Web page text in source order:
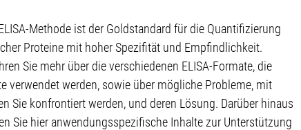
Methode ist der Goldstandard für die Quantifizierung
Proteine mit hoher Spezifität und Empfindlichkeit.
Sie mehr über die verschiedenen ELISA-Formate, die
verwendet werden, sowie über mögliche Probleme, mit
Sie konfrontiert werden, und deren Lösung. Darüber hinaus
Sie hier anwendungsspezifische Inhalte zur Unterstützung